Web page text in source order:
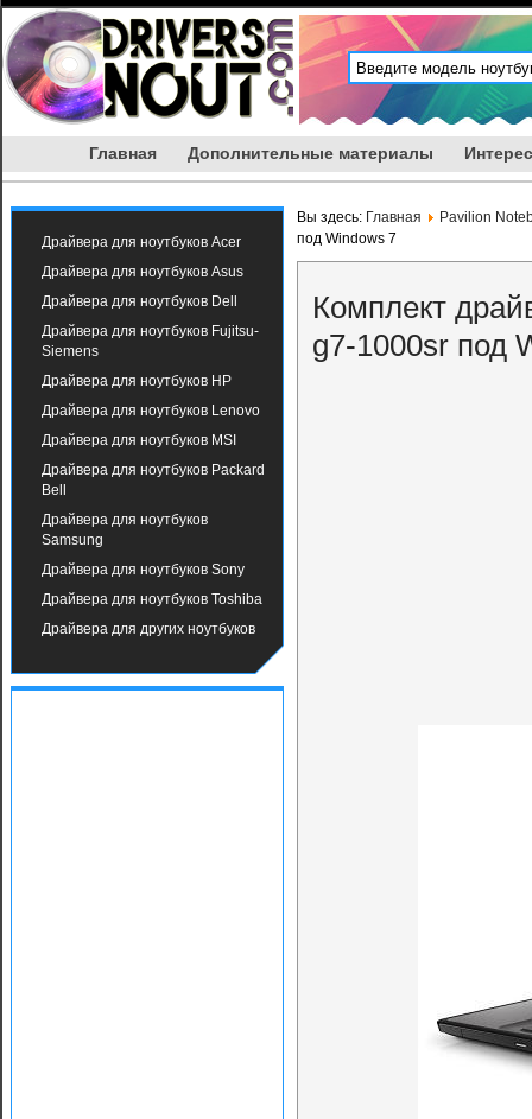
Главная Дополнительные материалы
Драйвера для ноутбуков Acer
Драйвера для ноутбуков Asus
Драйвера для ноутбуков Dell
Драйвера для ноутбуков Fujitsu-
Siemens
Драйвера для ноутбуков HP
Драйвера для ноутбуков Lenovo
Драйвера для ноутбуков MSI
Драйвера для ноутбуков Packard
Bell
Драйвера для ноутбуков
Samsung
Драйвера для ноутбуков Sony
Драйвера для ноутбуков Toshiba
Драйвера для других ноутбуков
Вы здесь: Главная
Pavilion
под Windows 7
Комплект
g7-1000sr под